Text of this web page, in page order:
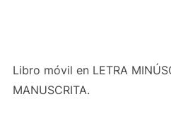
Libro móvil en LETRA
MANUSCRITA.